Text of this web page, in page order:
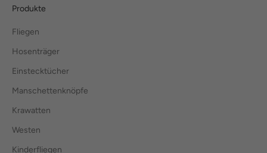
Produkte
Fliegen
Hosenträger
Einstecktücher
Manschettenknöpfe
Krawatten
Westen
Kinderfliegen